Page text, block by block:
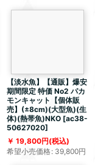
【淡水魚】【通販】爆安
期間限定 特価 No2 パカ
モンキャット【個体販
売】(±8cm)(大型魚)(生
体)(熱帯魚)NKO [ac38-
50627020]
19,800円(税込)
希望小売価格: 39,800円